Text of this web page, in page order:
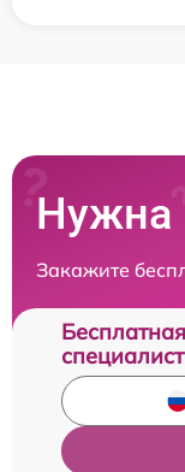
Нужна
Закажите